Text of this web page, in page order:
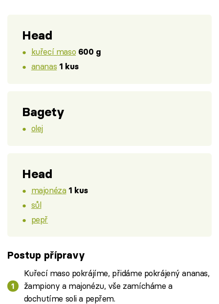
Head
kuřecí maso 600 g
ananas 1 kus
Bagety
olej
Head
majonéza 1 kus
sůl
pepř
Postup přípravy
Kuřecí maso pokrájíme, přidáme pokrájený ananas,
žampiony a majonézu, vše zamícháme a
dochutíme soli a pepřem.